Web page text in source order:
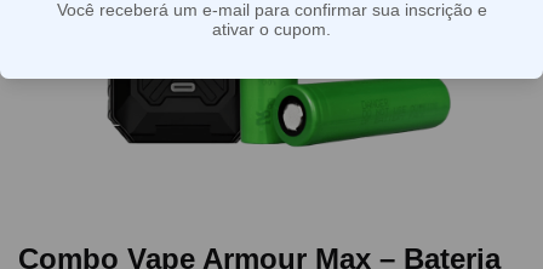
Combo Vape Armour Max – Bateria
Você receberá um e-mail para confirmar sua inscrição e
ativar o cupom.